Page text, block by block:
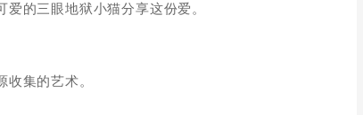
的三眼地狱小猫分享这份爱。
集的艺术。